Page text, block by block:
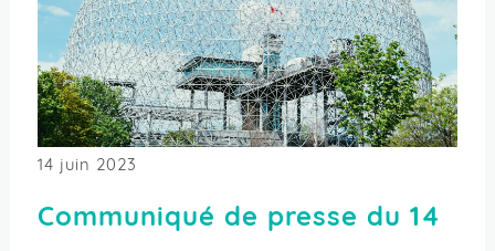
14 juin 2023
Communiqué de presse du 14